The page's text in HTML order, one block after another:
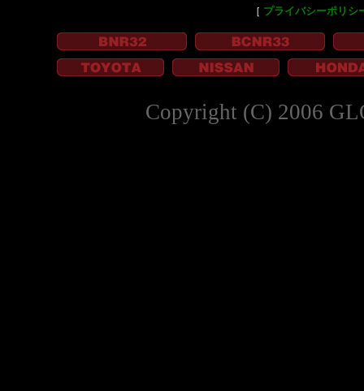
［ プライバシーポリシ
Copyright (C) 2006